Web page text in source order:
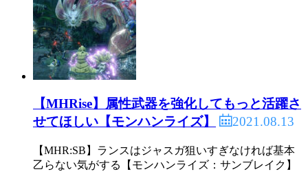
【MHRise】属性武器を強化してもっと活躍さ
せてほしい【モンハンライズ】
2021.08.13
【MHR:SB】ランスはジャスガ狙いすぎなければ基本
乙らない気がする【モンハンライズ：サンブレイク】